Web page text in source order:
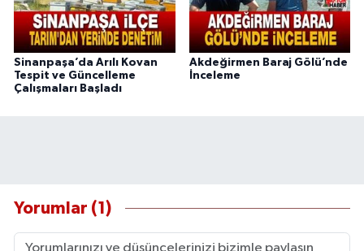
Sinanpaşa’da Arılı Kovan
Tespit ve Güncelleme
Çalışmaları Başladı
Akdeğirmen Baraj Gölü’nde
İnceleme
Yorumlar (1)